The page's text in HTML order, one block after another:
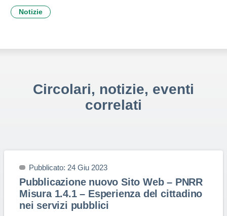
Notizie
Circolari, notizie, eventi
correlati
Pubblicato: 24 Giu 2023
Pubblicazione nuovo Sito Web – PNRR
Misura 1.4.1 – Esperienza del cittadino
nei servizi pubblici